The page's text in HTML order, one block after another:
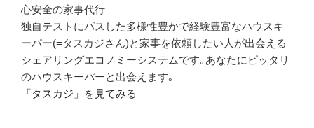
心安全の家事代行
独自テストにパスした多様性豊かで経験豊富なハウスキ
ーパー(=タスカジさん)と家事を依頼したい人が出会える
シェアリングエコノミーシステムです｡あなたにピッタリ
のハウスキーパーと出会えます｡
「タスカジ」を見てみる